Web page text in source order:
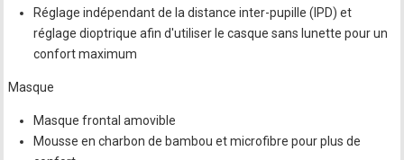
Réglage indépendant de la distance inter-pupille (IPD) et
réglage dioptrique afin d'utiliser le casque sans lunette pour un
confort maximum
Masque
Masque frontal amovible
Mousse en charbon de bambou et microfibre pour plus de